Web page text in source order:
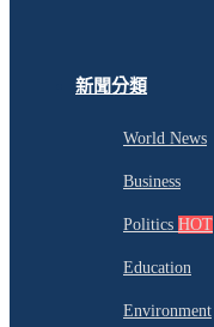
新聞分類
World News
Business
Politics HOT
Education
Environment